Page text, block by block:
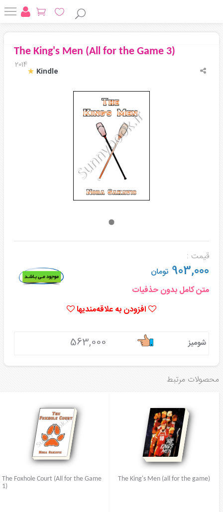
The King's Men (All for the Game 3)
2014
Kindle
قیمت :
903,000 تومان
متن کامل بدون حذفیات
افزودن به علاقه‌مندیها
شومیز 563,000
محصولات مرتبط
The King's Men (all for the game)
The Foxhole Court (All for the Game
1)